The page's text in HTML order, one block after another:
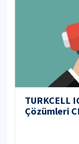
TURKCELL
Çözümleri